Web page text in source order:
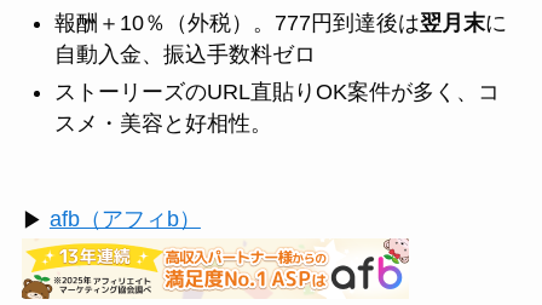
報酬＋10％（外税）。777円到達後は翌月末に
自動入金、振込手数料ゼロ
ストーリーズのURL直貼りOK案件が多く、コ
スメ・美容と好相性。
▶ afb（アフィb）